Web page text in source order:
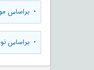
• براساس
• براساس